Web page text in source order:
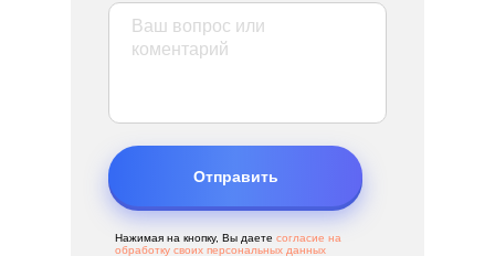
Отправить
Нажимая на кнопку, Вы даете согласие на
обработку своих персональных данных